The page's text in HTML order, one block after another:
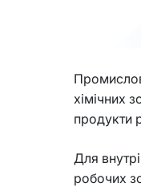
хімічних
продукти
Для
робочих